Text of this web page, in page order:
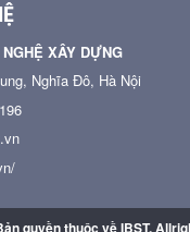
XÂY DỰNG
Nghĩa Đô, Hà Nội
quyền thuộc về IBST.